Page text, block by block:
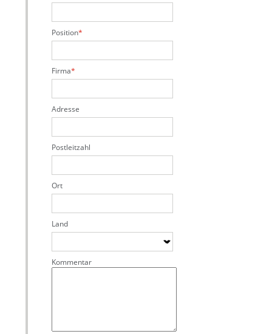
Position
Firma
Adresse
Postleitzahl
Ort
Land
Kommentar